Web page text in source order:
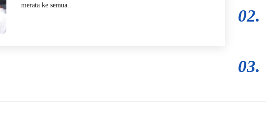
merata ke semua..
02.
03.